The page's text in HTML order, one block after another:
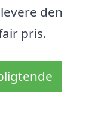
den
pris.